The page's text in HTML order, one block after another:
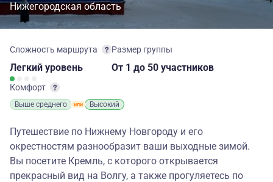
Нижегородская область
Сложность маршрута
Легкий уровень
Комфорт
Выше среднего Высокий
Размер группы
От 1 до 50 участников
Путешествие по Нижнему Новгороду и его
окрестностям разнообразит ваши выходные зимой.
Вы посетите Кремль, с которого открывается
прекрасный вид на Волгу, а также прогуляетесь по